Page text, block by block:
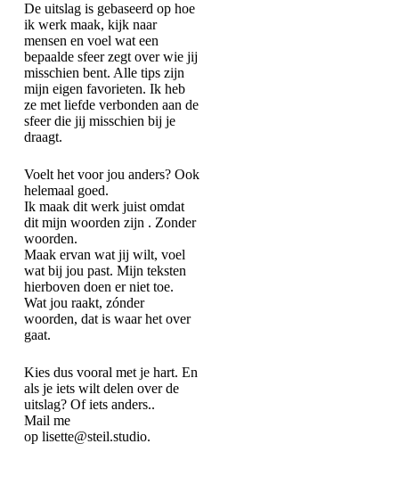
De uitslag is gebaseerd op hoe
ik werk maak, kijk naar
mensen en voel wat een
bepaalde sfeer zegt over wie jij
misschien bent. Alle tips zijn
mijn eigen favorieten. Ik heb
ze met liefde verbonden aan de
sfeer die jij misschien bij je
draagt.
Voelt het voor jou anders? Ook
helemaal goed.
Ik maak dit werk juist omdat
dit mijn woorden zijn . Zonder
woorden.
Maak ervan wat jij wilt, voel
wat bij jou past. Mijn teksten
hierboven doen er niet toe.
Wat jou raakt, zónder
woorden, dat is waar het over
gaat.
Kies dus vooral met je hart. En
als je iets wilt delen over de
uitslag? Of iets anders..
Mail me
op lisette@steil.studio.